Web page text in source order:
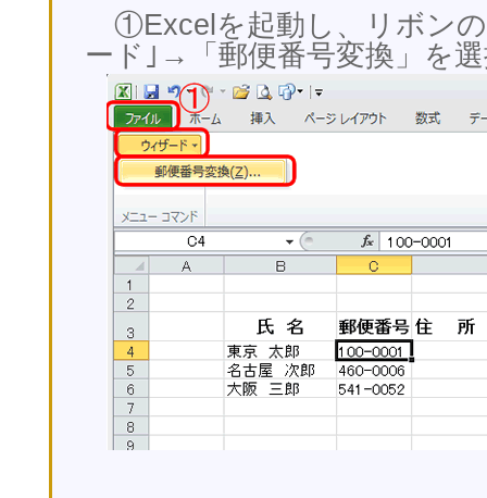
①Excelを起動し、リボン
ード｣→「郵便番号変換」を